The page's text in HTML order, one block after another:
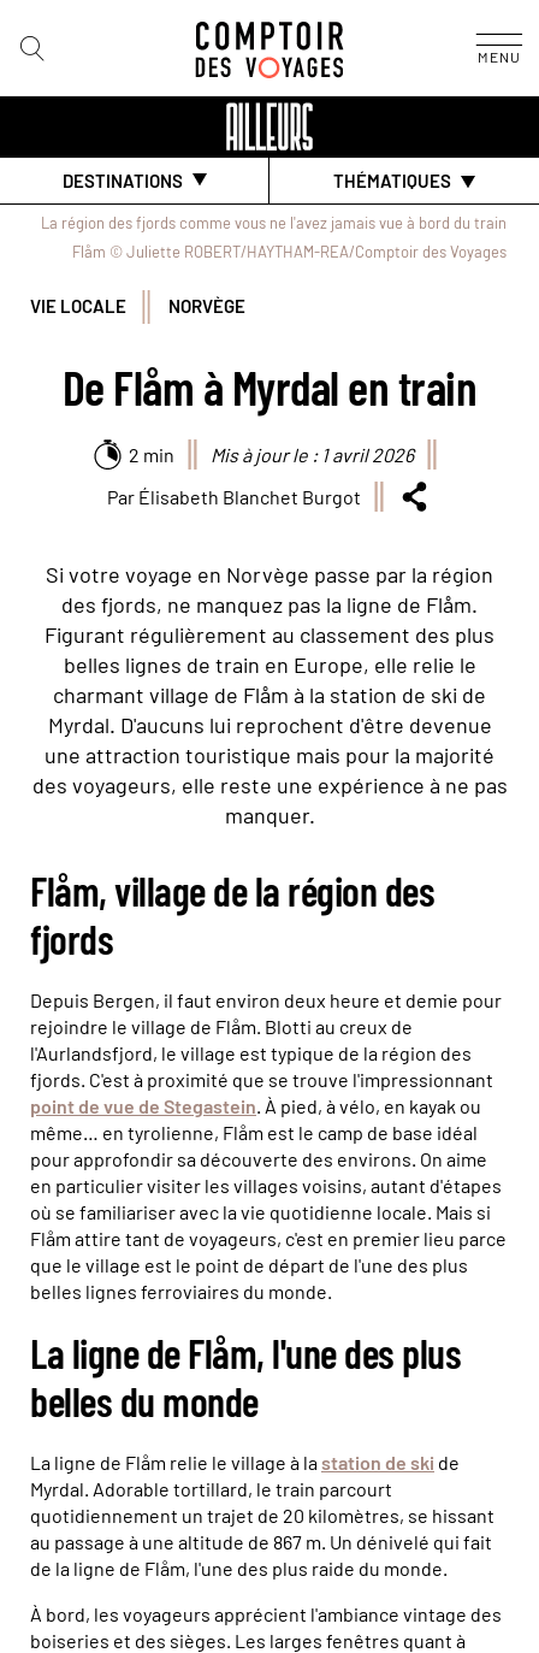
MENU
DESTINATIONS THÉMATIQUES
La région des fjords comme vous ne l'avez jamais vue à bord du train
Flåm © Juliette ROBERT/HAYTHAM-REA/Comptoir des Voyages
VIE LOCALE NORVÈGE
De Flåm à Myrdal en train
2 min
Mis à jour le : 1 avril 2026
Par Élisabeth Blanchet Burgot
Si votre voyage en Norvège passe par la région
des fjords, ne manquez pas la ligne de Flåm.
Figurant régulièrement au classement des plus
belles lignes de train en Europe, elle relie le
charmant village de Flåm à la station de ski de
Myrdal. D'aucuns lui reprochent d'être devenue
une attraction touristique mais pour la majorité
des voyageurs, elle reste une expérience à ne pas
manquer.
Flåm, village de la région des
fjords
Depuis Bergen, il faut environ deux heure et demie pour
rejoindre le village de Flåm. Blotti au creux de
l'Aurlandsfjord, le village est typique de la région des
fjords. C'est à proximité que se trouve l'impressionnant
point de vue de Stegastein. À pied, à vélo, en kayak ou
même… en tyrolienne, Flåm est le camp de base idéal
pour approfondir sa découverte des environs. On aime
en particulier visiter les villages voisins, autant d'étapes
où se familiariser avec la vie quotidienne locale. Mais si
Flåm attire tant de voyageurs, c'est en premier lieu parce
que le village est le point de départ de l'une des plus
belles lignes ferroviaires du monde.
La ligne de Flåm, l'une des plus
belles du monde
La ligne de Flåm relie le village à lastation de ski de
Myrdal. Adorable tortillard, le train parcourt
quotidiennement un trajet de 20 kilomètres, se hissant
au passage à une altitude de 867 m. Un dénivelé qui fait
de la ligne de Flåm, l'une des plus raide du monde.
À bord, les voyageurs apprécient l'ambiance vintage des
boiseries et des sièges. Les larges fenêtres quant à